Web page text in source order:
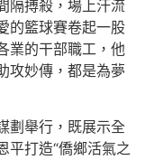
隔搏殺，場上汗流
的籃球賽卷起一股
業的干部職工，他
攻妙傳，都是為夢
劃舉行，既展示全
平打造“僑鄉活氣之